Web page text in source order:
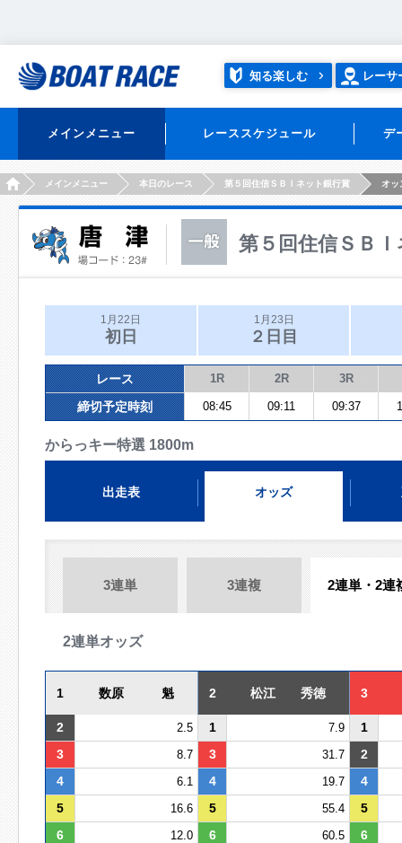
知る楽しむ レーサ
メインメニュー レーススケジュール デ
HOMEメインメニュー 本日のレース 第５回住信ＳＢＩネット銀行賞 オッ
第５回住信ＳＢ
1月22日
初日
1月23日
２日目
レース 1R 2R 3R
締切予定時刻 08:45 09:11 09:37
からっキー特選 1800m
出走表 オッズ
3連単 3連複 2連単・2連
2連単オッズ
1 数原 魁 2 松江 秀徳 3
2 2.5 1 7.9
1
3
8.7 3 31.7
2
4
6.1 4 19.7
4
5
16.6 5 55.4
5
6
12.0 6 60.5 6